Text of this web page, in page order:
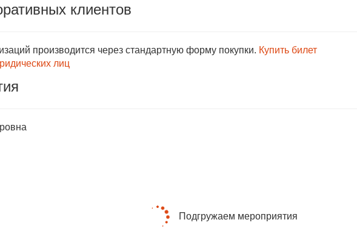
клиентов
производится через стандартную форму покупки. Купить билет
лиц
Подгружаем мероприятия